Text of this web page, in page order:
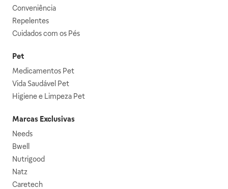
Conveniência
Repelentes
Cuidados com os Pés
Pet
Medicamentos Pet
Vida Saudável Pet
Higiene e Limpeza Pet
Marcas Exclusivas
Needs
Bwell
Nutrigood
Natz
Caretech